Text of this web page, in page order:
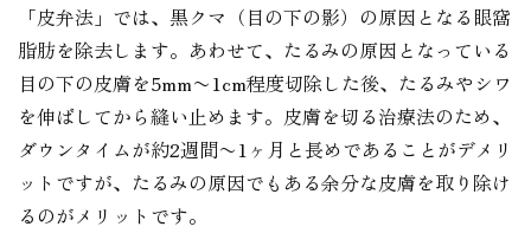
「皮弁法」では、黒クマ（目の下の影）の原因となる眼窩
脂肪を除去します。あわせて、たるみの原因となっている
目の下の皮膚を5mm〜1cm程度切除した後、たるみやシワ
を伸ばしてから縫い止めます。皮膚を切る治療法のため、
ダウンタイムが約2週間〜1ヶ月と長めであることがデメリ
ットですが、たるみの原因でもある余分な皮膚を取り除け
るのがメリットです。